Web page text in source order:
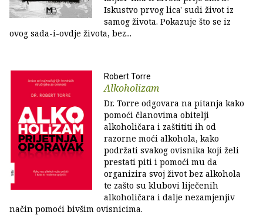
Iskustvo prvog lica' sudi život iz
samog života. Pokazuje što se iz
ovog sada-i-ovdje života, bez...
Robert Torre
Alkoholizam
Dr. Torre odgovara na pitanja kako
pomoći članovima obitelji
alkoholičara i zaštititi ih od
razorne moći alkohola, kako
podržati svakog ovisnika koji želi
prestati piti i pomoći mu da
organizira svoj život bez alkohola
te zašto su klubovi liječenih
alkoholičara i dalje nezamjenjiv
način pomoći bivšim ovisnicima.